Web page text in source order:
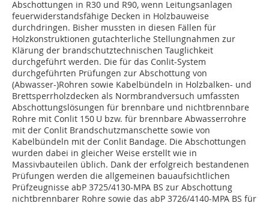
Abschottungen in R30 und R90, wenn Leitungsanlagen
feuerwiderstandsfähige Decken in Holzbauweise
durchdringen. Bisher mussten in diesen Fällen für
Holzkonstruktionen gutachterliche Stellungnahmen zur
Klärung der brandschutztechnischen Tauglichkeit
durchgeführt werden. Die für das Conlit-System
durchgeführten Prüfungen zur Abschottung von
(Abwasser-)Rohren sowie Kabelbündeln in Holzbalken- und
Brettsperrholzdecken als Normbrandversuch umfassten
Abschottungslösungen für brennbare und nichtbrennbare
Rohre mit Conlit 150 U bzw. für brennbare Abwasserrohre
mit der Conlit Brandschutzmanschette sowie von
Kabelbündeln mit der Conlit Bandage. Die Abschottungen
wurden dabei in gleicher Weise erstellt wie in
Massivbauteilen üblich. Dank der erfolgreich bestandenen
Prüfungen werden die allgemeinen bauaufsichtlichen
Prüfzeugnisse abP 3725/4130-MPA BS zur Abschottung
nichtbrennbarer Rohre sowie das abP 3726/4140-MPA BS für